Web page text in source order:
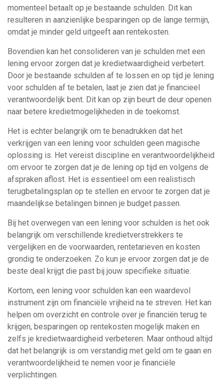
momenteel betaalt op je bestaande schulden. Dit kan
resulteren in aanzienlijke besparingen op de lange termijn,
omdat je minder geld uitgeeft aan rentekosten.
Bovendien kan het consolideren van je schulden met een
lening ervoor zorgen dat je kredietwaardigheid verbetert.
Door je bestaande schulden af te lossen en op tijd je lening
voor schulden af te betalen, laat je zien dat je financieel
verantwoordelijk bent. Dit kan op zijn beurt de deur openen
naar betere kredietmogelijkheden in de toekomst.
Het is echter belangrijk om te benadrukken dat het
verkrijgen van een lening voor schulden geen magische
oplossing is. Het vereist discipline en verantwoordelijkheid
om ervoor te zorgen dat je de lening op tijd en volgens de
afspraken aflost. Het is essentieel om een realistisch
terugbetalingsplan op te stellen en ervoor te zorgen dat je
maandelijkse betalingen binnen je budget passen.
Bij het overwegen van een lening voor schulden is het ook
belangrijk om verschillende kredietverstrekkers te
vergelijken en de voorwaarden, rentetarieven en kosten
grondig te onderzoeken. Zo kun je ervoor zorgen dat je de
beste deal krijgt die past bij jouw specifieke situatie.
Kortom, een lening voor schulden kan een waardevol
instrument zijn om financiële vrijheid na te streven. Het kan
helpen om overzicht en controle over je financiën terug te
krijgen, besparingen op rentekosten mogelijk maken en
zelfs je kredietwaardigheid verbeteren. Maar onthoud altijd
dat het belangrijk is om verstandig met geld om te gaan en
verantwoordelijkheid te nemen voor je financiële
verplichtingen.